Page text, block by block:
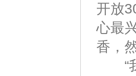
开放
心最
香，
“我